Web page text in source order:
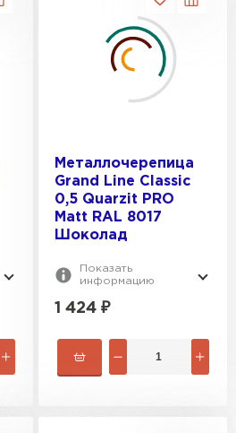
Металлочерепица
Grand Line Classic
0,5 Quarzit PRO
Matt RAL 8017
Шоколад
Показать
информацию
1 424 ₽